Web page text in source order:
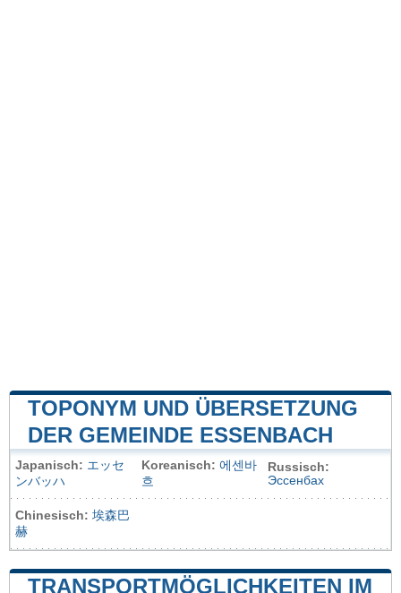
TOPONYM UND ÜBERSETZUNG
DER GEMEINDE ESSENBACH
Japanisch: エッセ
ンバッハ
Koreanisch: 에센바
흐
Russisch:
Эссенбах
Chinesisch: 埃森巴
赫
TRANSPORTMÖGLICHKEITEN IM